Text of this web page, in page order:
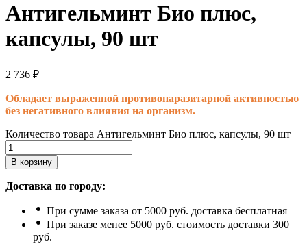
Антигельминт Био плюс,
капсулы, 90 шт
2 736 ₽
Обладает выраженной противопаразитарной активностью
без негативного влияния на организм.
Количество товара Антигельминт Био плюс, капсулы, 90 шт
В корзину
Доставка по городу:
При сумме заказа от 5000 руб. доставка бесплатная
При заказе менее 5000 руб. стоимость доставки 300
руб.